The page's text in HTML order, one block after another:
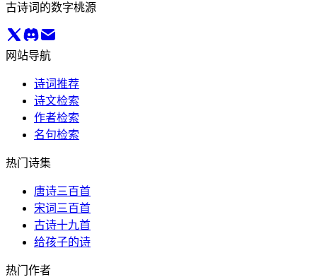
古诗词的数字桃源
网站导航
诗词推荐
诗文检索
作者检索
名句检索
热门诗集
唐诗三百首
宋词三百首
古诗十九首
给孩子的诗
热门作者